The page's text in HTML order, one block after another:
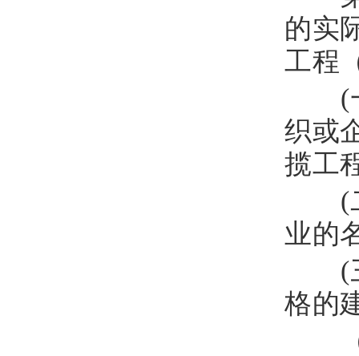
的实
工程
(
织或
揽工
(
业的
(
格的